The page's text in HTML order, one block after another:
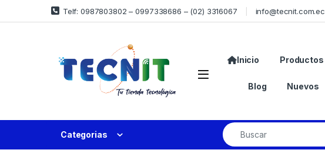
Telf: 0987803802 – 0997338686 – (02) 3316067 info@tecnit.com.ec
Inicio Productos
Blog Nuevos
Categorias